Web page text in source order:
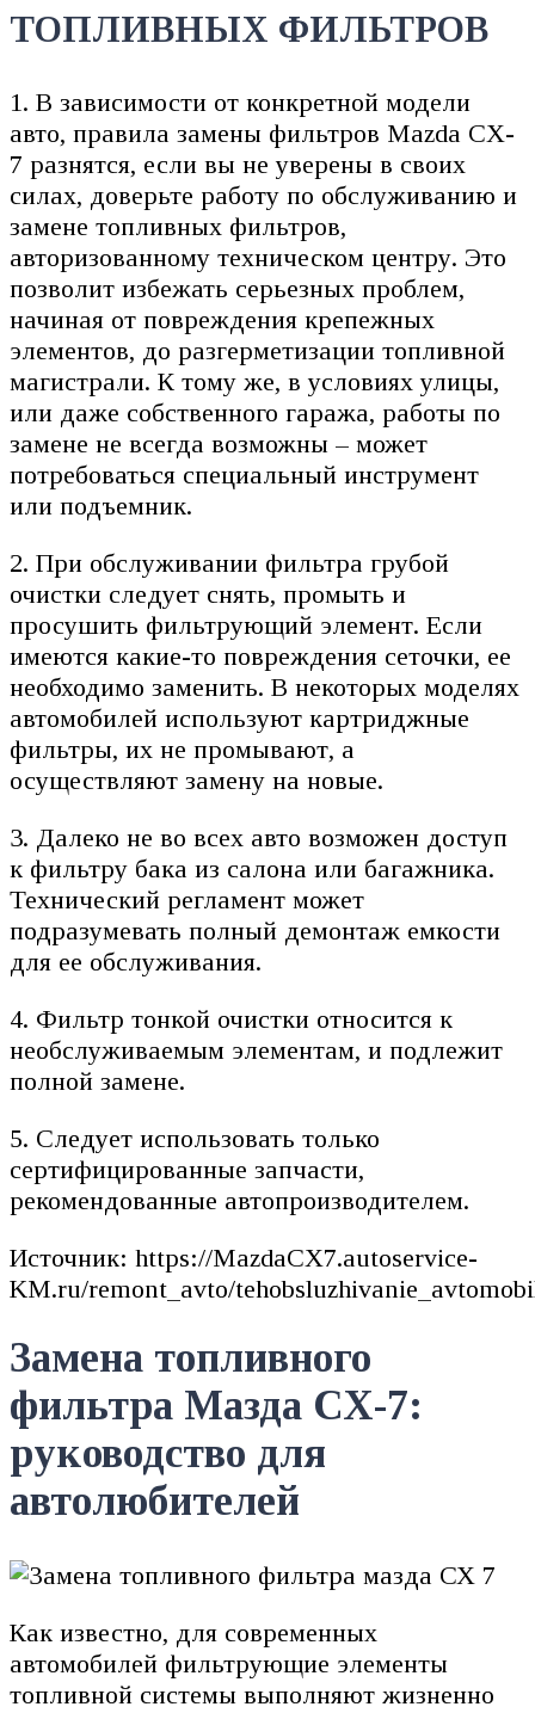
ТОПЛИВНЫХ ФИЛЬТРОВ
1. В зависимости от конкретной модели
авто, правила замены фильтров Mazda CX-
7 разнятся, если вы не уверены в своих
силах, доверьте работу по обслуживанию и
замене топливных фильтров,
авторизованному техническом центру. Это
позволит избежать серьезных проблем,
начиная от повреждения крепежных
элементов, до разгерметизации топливной
магистрали. К тому же, в условиях улицы,
или даже собственного гаража, работы по
замене не всегда возможны – может
потребоваться специальный инструмент
или подъемник.
2. При обслуживании фильтра грубой
очистки следует снять, промыть и
просушить фильтрующий элемент. Если
имеются какие-то повреждения сеточки, ее
необходимо заменить. В некоторых моделях
автомобилей используют картриджные
фильтры, их не промывают, а
осуществляют замену на новые.
3. Далеко не во всех авто возможен доступ
к фильтру бака из салона или багажника.
Технический регламент может
подразумевать полный демонтаж емкости
для ее обслуживания.
4. Фильтр тонкой очистки относится к
необслуживаемым элементам, и подлежит
полной замене.
5. Следует использовать только
сертифицированные запчасти,
рекомендованные автопроизводителем.
Источник: https://MazdaCX7.autoservice-
KM.ru/remont_avto/
Замена топливного
фильтра Мазда СХ-7:
руководство для
автолюбителей
Как известно, для современных
автомобилей фильтрующие элементы
топливной системы выполняют жизненно